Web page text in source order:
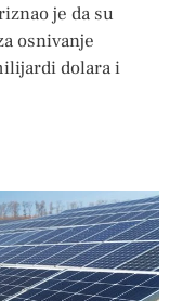
je da su
osnivanje
dolara i